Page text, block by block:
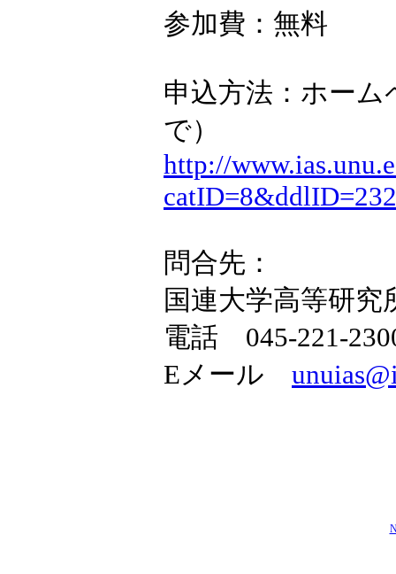
参加費：無料
申込方法：ホーム
で）
http://
問合先：
国連大学高等研究
電話 045-221-
Eメール